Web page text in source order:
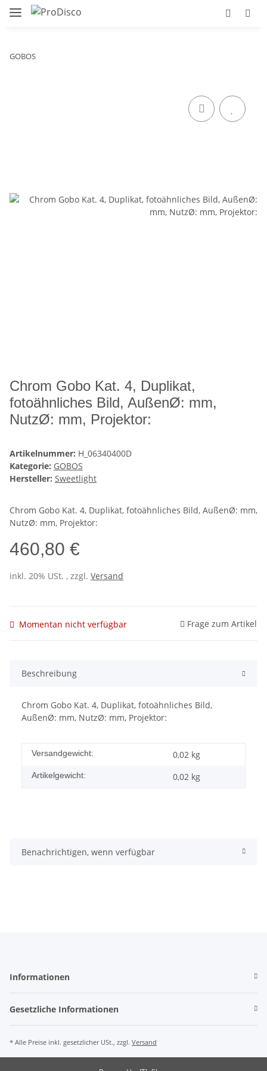
GOBOS
Chrom Gobo Kat. 4, Duplikat,
fotoähnliches Bild, AußenØ: mm,
NutzØ: mm, Projektor:
Artikelnummer: H_06340400D
Kategorie: GOBOS
Hersteller: Sweetlight
Chrom Gobo Kat. 4, Duplikat, fotoähnliches Bild, AußenØ: mm,
NutzØ: mm, Projektor:
460,80 €
inkl. 20% USt. , zzgl. Versand
Momentan nicht verfügbar Frage zum Artikel
Beschreibung
Chrom Gobo Kat. 4, Duplikat, fotoähnliches Bild,
AußenØ: mm, NutzØ: mm, Projektor:
Versandgewicht: 0,02 kg
Artikelgewicht: 0,02 kg
Benachrichtigen, wenn verfügbar
Informationen
Gesetzliche Informationen
* Alle Preise inkl. gesetzlicher USt., zzgl. Versand